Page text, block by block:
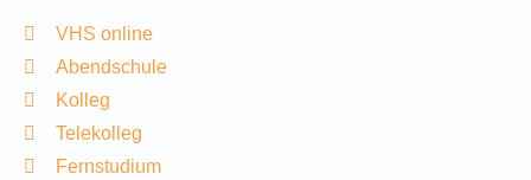
VHS online
Abendschule
Kolleg
Telekolleg
Fernstudium